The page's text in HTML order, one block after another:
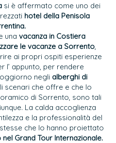
si è affermato come uno dei
hotel della Penisola
una vacanza in Costiera
le vacanze a Sorrento
ai propri ospiti esperienze
l’ appunto, per rendere
negli alberghi di
scenari che offre e che lo
di Sorrento, sono tali
La calda accoglienza
e la professionalità del
che lo hanno proiettato
Grand Tour Internazionale.